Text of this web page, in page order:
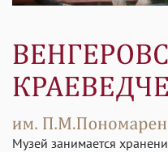
Музей занимается